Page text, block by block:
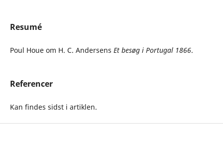
Resumé
Poul Houe om H. C. Andersens Et besøg i Portugal 1866.
Referencer
Kan findes sidst i artiklen.